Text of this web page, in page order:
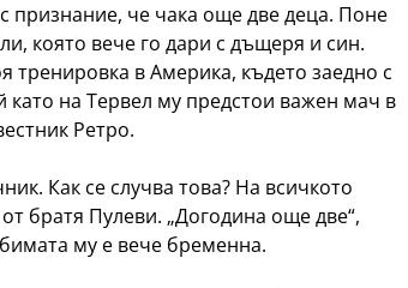
признание, че чака още две деца. Поне
която вече го дари с дъщеря и син.
в Америка, където заедно с
на Тервел му предстои важен мач в
Ретро.
Как се случва това? На всичкото
братя Пулеви. „Догодина още две“,
му е вече бременна.